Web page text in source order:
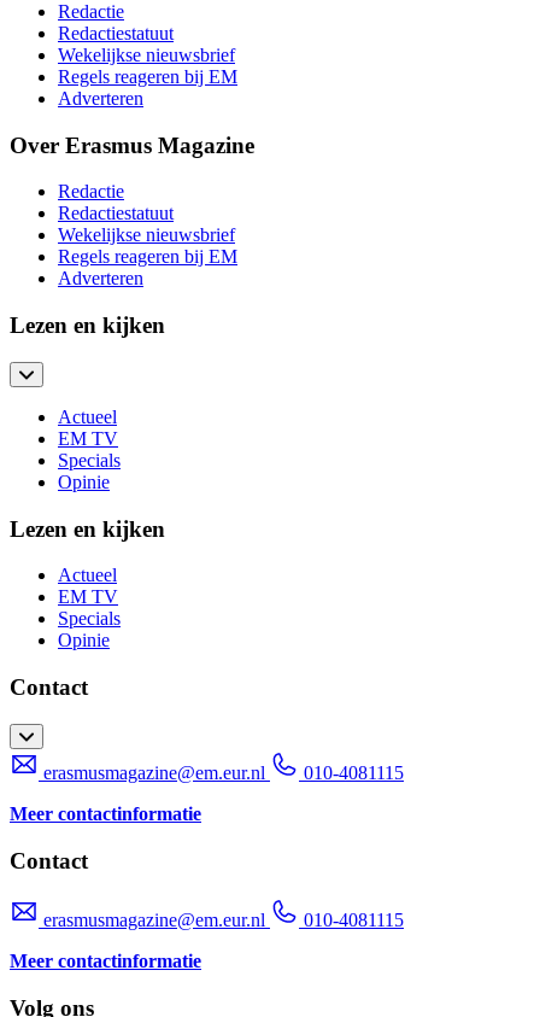
Redactie
Redactiestatuut
Wekelijkse nieuwsbrief
Regels reageren bij EM
Adverteren
Over Erasmus Magazine
Redactie
Redactiestatuut
Wekelijkse nieuwsbrief
Regels reageren bij EM
Adverteren
Lezen en kijken
Actueel
EM TV
Specials
Opinie
Lezen en kijken
Actueel
EM TV
Specials
Opinie
Contact
erasmusmagazine@em.eur.nl
010-4081115
Meer contactinformatie
Contact
erasmusmagazine@em.eur.nl
010-4081115
Meer contactinformatie
Volg ons